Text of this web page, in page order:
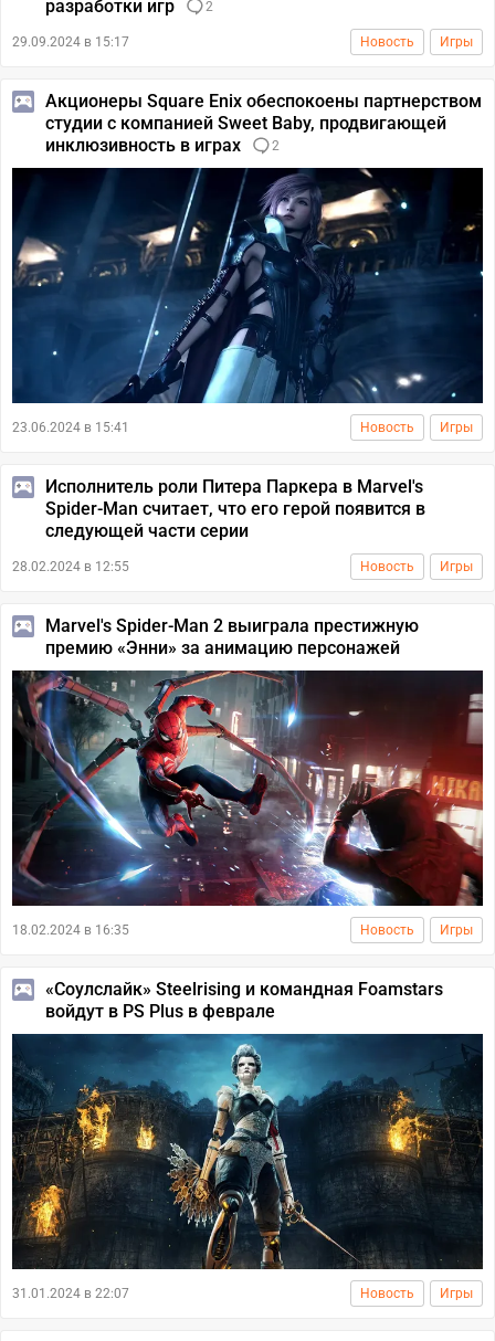
разработки игр 2
29.09.2024 в 15:17 Новость Игры
Акционеры Square Enix обеспокоены партнерством
студии с компанией Sweet Baby, продвигающей
инклюзивность в играх
2
23.06.2024 в 15:41 Новость Игры
Исполнитель роли Питера Паркера в Marvel's
Spider-Man считает, что его герой появится в
следующей части серии
28.02.2024 в 12:55 Новость Игры
Marvel's Spider-Man 2 выиграла престижную
премию «Энни» за анимацию персонажей
18.02.2024 в 16:35 Новость Игры
«Соулслайк» Steelrising и командная Foamstars
войдут в PS Plus в феврале
31.01.2024 в 22:07 Новость Игры